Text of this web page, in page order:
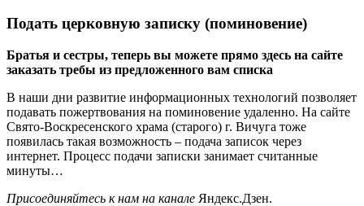
Подать церковную записку (поминовение)
Братья и сестры, теперь вы можете прямо здесь на сайте
заказать требы из предложенного вам списка
В наши дни развитие информационных технологий позволяет
подавать пожертвования на поминовение удаленно. На сайте
Свято-Воскресенского храма (старого) г. Вичуга тоже
появилась такая возможность – подача записок через
интернет. Процесс подачи записки занимает считанные
минуты…
Присоединяйтесь к нам на канале Яндекс.Дзен.